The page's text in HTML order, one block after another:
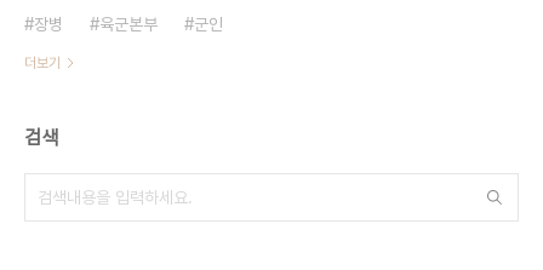
장병
육군본부 군인
더보기
검색